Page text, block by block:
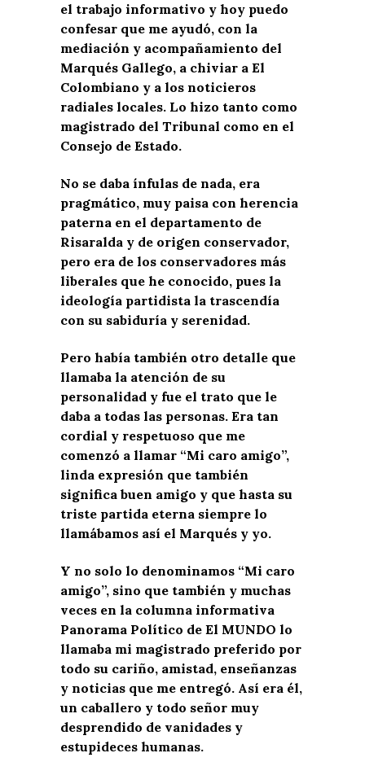
el trabajo informativo y hoy puedo
confesar que me ayudó, con la
mediación y acompañamiento del
Marqués Gallego, a chiviar a El
Colombiano y a los noticieros
radiales locales. Lo hizo tanto como
magistrado del Tribunal como en el
Consejo de Estado.
No se daba ínfulas de nada, era
pragmático, muy paisa con herencia
paterna en el departamento de
Risaralda y de origen conservador,
pero era de los conservadores más
liberales que he conocido, pues la
ideología partidista la trascendía
con su sabiduría y serenidad.
Pero había también otro detalle que
llamaba la atención de su
personalidad y fue el trato que le
daba a todas las personas. Era tan
cordial y respetuoso que me
comenzó a llamar “Mi caro amigo”,
linda expresión que también
significa buen amigo y que hasta su
triste partida eterna siempre lo
llamábamos así el Marqués y yo.
Y no solo lo denominamos “Mi caro
amigo”, sino que también y muchas
veces en la columna informativa
Panorama Político de El MUNDO lo
llamaba mi magistrado preferido por
todo su cariño, amistad, enseñanzas
y noticias que me entregó. Así era él,
un caballero y todo señor muy
desprendido de vanidades y
estupideces humanas.